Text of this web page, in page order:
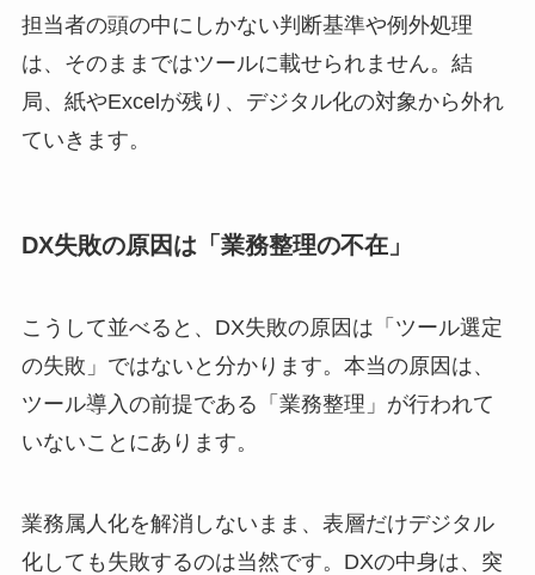
担当者の頭の中にしかない判断基準や例外処理
は、そのままではツールに載せられません。結
局、紙やExcelが残り、デジタル化の対象から外れ
ていきます。
DX失敗の原因は「業務整理の不在」
こうして並べると、DX失敗の原因は「ツール選定
の失敗」ではないと分かります。本当の原因は、
ツール導入の前提である「業務整理」が行われて
いないことにあります。
業務属人化を解消しないまま、表層だけデジタル
化しても失敗するのは当然です。DXの中身は、突